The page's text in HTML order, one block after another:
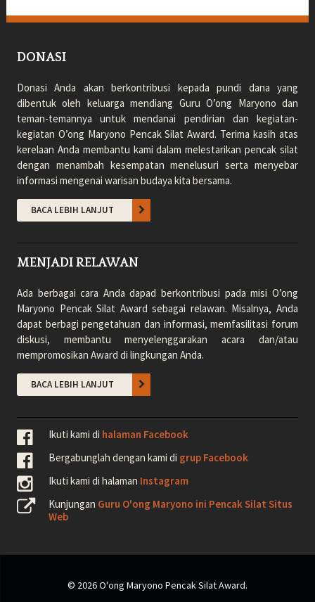
DONASI
Donasi Anda akan berkontribusi kepada pundi dana yang
dibentuk oleh keluarga mendiang Guru O’ong Maryono dan
teman-temannya untuk mendanai pendirian dan kegiatan-
kegiatan O’ong Maryono Pencak Silat Award. Terima kasih atas
kerelaan Anda membantu kami dalam melestarikan pencak silat
dengan menambah kesempatan menelusuri serta menyebar
informasi mengenai warisan budaya kita bersama.
BACA LEBIH LANJUT
MENJADI RELAWAN
Ada berbagai cara Anda dapad berkontribusi pada misi O’ong
Maryono Pencak Silat Award sebagai relawan. Misalnya, Anda
dapat berbagi pengetahuan dan informasi, memfasilitasi forum
diskusi, membantu menyelenggarakan acara dan/atau
mempromosikan Award di lingkungan Anda.
BACA LEBIH LANJUT
Ikuti kami di halaman Facebook
Bergabunglah dengan kami di grup Facebook
Ikuti kami di halaman Instagram
Kunjungan Guru O'ong Maryono ini Pencak Silat Situs
Web
© 2026 O'ong Maryono Pencak Silat Award.